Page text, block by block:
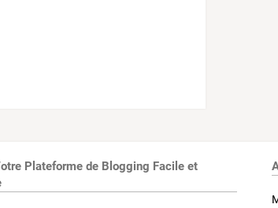
Plateforme de Blogging Facile et